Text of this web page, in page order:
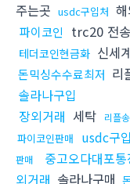
주는곳 usdc구입처
파이코인 trc20 전
테더코인현금화 신세
돈믹싱수수료최저 리
솔라나구입
장외거래 세탁 리플
파이코인판매
usdc구
판매
중고오다대포
외거래 솔라나구매